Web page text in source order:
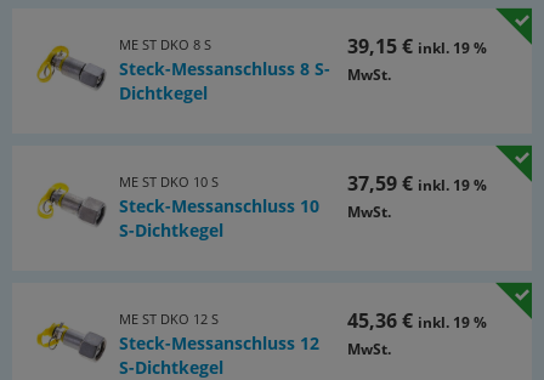
ME ST DKO 8 S
Steck-Messanschluss 8 S-
Dichtkegel
39,15 € inkl. 19 %
MwSt.
ME ST DKO 10 S
Steck-Messanschluss 10
S-Dichtkegel
37,59 € inkl. 19 %
MwSt.
ME ST DKO 12 S
Steck-Messanschluss 12
S-Dichtkegel
45,36 € inkl. 19 %
MwSt.